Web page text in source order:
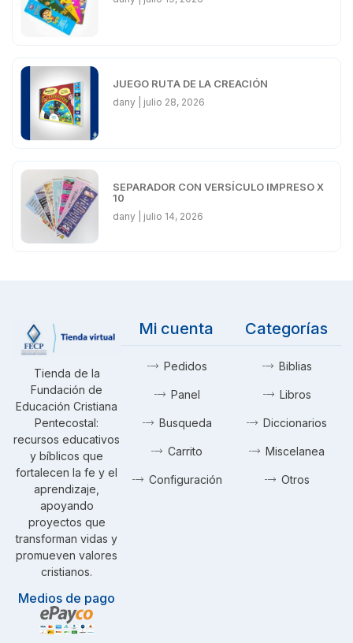
JUEGO RUTA DE LA CREACIÓN
dany julio 28, 2026
SEPARADOR CON VERSÍCULO IMPRESO X
10
dany julio 14, 2026
Tienda de la
Fundación de
Educación Cristiana
Pentecostal:
recursos educativos
y bíblicos que
fortalecen la fe y el
aprendizaje,
apoyando
proyectos que
transforman vidas y
promueven valores
cristianos.
Medios de pago
Mi cuenta
Pedidos
Panel
Busqueda
Carrito
Configuración
Categorías
Biblias
Libros
Diccionarios
Miscelanea
Otros